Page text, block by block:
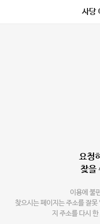
사당
요청
찾을
이용에 불
찾으시는 페이지는 주소를 잘못
지 주소를 다시